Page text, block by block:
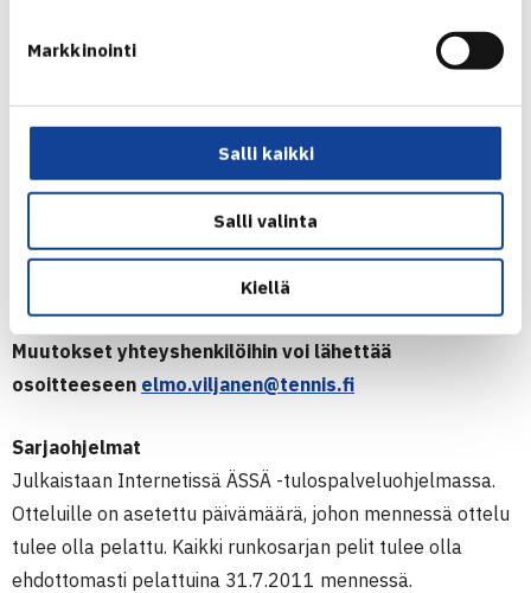
Markkinointi
Salli kaikki
Salli valinta
Kiellä
2011, pelaajan joka ei ole luettelossa tulee anoa tasoa
liitosta.
juniorirankingin mukaan erikseen mainittavana päivänä.
Säännöt
Yhteyshenkilölista löytyytäältä.
Muutokset yhteyshenkilöihin voi lähettää
osoitteeseen elmo.viljanen@tennis.fi
Sarjaohjelmat
Julkaistaan Internetissä ÄSSÄ -tulospalveluohjelmassa.
Otteluille on asetettu päivämäärä, johon mennessä ottelu
tulee olla pelattu. Kaikki runkosarjan pelit tulee olla
ehdottomasti pelattuina 31.7.2011 mennessä.